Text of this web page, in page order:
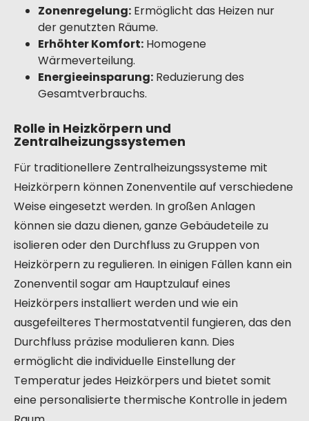
Zonenregelung: Ermöglicht das Heizen nur
der genutzten Räume.
Erhöhter Komfort: Homogene
Wärmeverteilung.
Energieeinsparung: Reduzierung des
Gesamtverbrauchs.
Rolle in Heizkörpern und
Zentralheizungssystemen
Für traditionellere Zentralheizungssysteme mit
Heizkörpern können Zonenventile auf verschiedene
Weise eingesetzt werden. In großen Anlagen
können sie dazu dienen, ganze Gebäudeteile zu
isolieren oder den Durchfluss zu Gruppen von
Heizkörpern zu regulieren. In einigen Fällen kann ein
Zonenventil sogar am Hauptzulauf eines
Heizkörpers installiert werden und wie ein
ausgefeilteres Thermostatventil fungieren, das den
Durchfluss präzise modulieren kann. Dies
ermöglicht die individuelle Einstellung der
Temperatur jedes Heizkörpers und bietet somit
eine personalisierte thermische Kontrolle in jedem